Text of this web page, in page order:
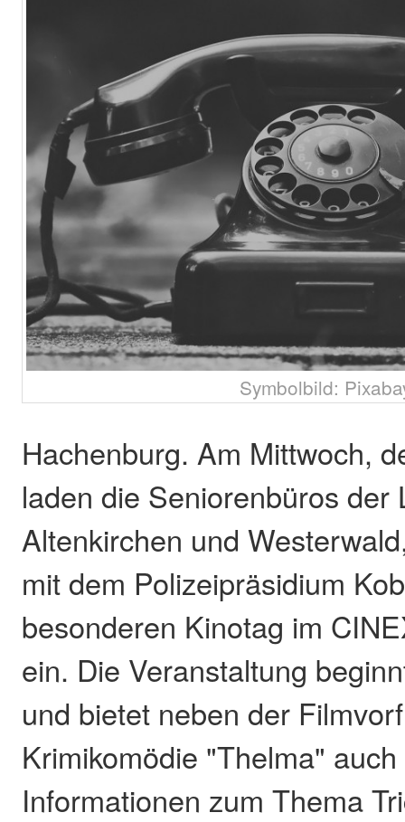
Symbolbild:
Hachenburg. Am Mittwoch,
laden die Seniorenbüros der
Altenkirchen und
mit dem Polizeipräsidium
besonderen Kinotag im
ein. Die Veranstaltung
und bietet neben der
Krimikomödie "Thelma"
Informationen zum Thema